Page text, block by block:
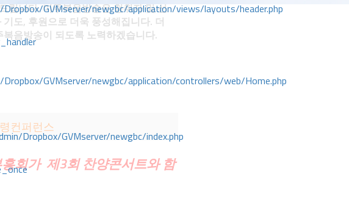
GVMserver/newgbc/application/views/layouts/header.php
GVMserver/newgbc/application/controllers/web/Home.php
Dropbox/GVMserver/newgbc/index.php
립니다. 미주복음방송은 청취자 및 선
도, 후원으로 더욱 풍성해집니다. 더
음방송이 되도록 노력하겠습니다.
컨퍼런스
회가 제3회 찬양콘서트와 함